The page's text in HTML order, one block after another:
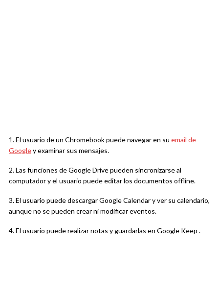
1. El usuario de un Chromebook puede navegar en su email de
Googley examinar sus mensajes.
2. Las funciones de Google Drive pueden sincronizarse al
computador y el usuario puede editar los documentos offline.
3. El usuario puede descargar Google Calendar y ver su calendario,
aunque no se pueden crear ni modificar eventos.
4. El usuario puede realizar notas y guardarlas en Google Keep .